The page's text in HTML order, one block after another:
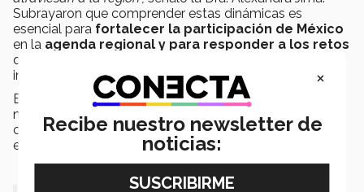
Subrayaron que comprender estas dinámicas es
esencial para fortalecer la participación de México
en la agenda regional y para responder a los retos
que plantea un entorno geopolítico cada vez más
interdependiente.
En ese sentido, elpanel coincidióen que la región
necesita instituciones más estables y mecanismos de
cooperación que permitan sostener avances sociales y
económicos.
×
Recibe nuestro newsletter de
noticias: